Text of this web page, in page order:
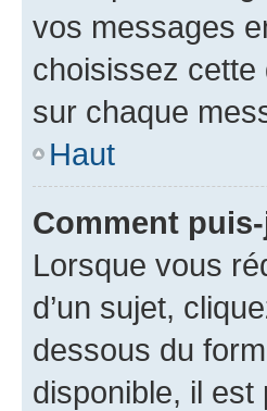
vos messages
choisissez cette
sur chaque
Haut
Comment
Lorsque vous
d’un sujet,
dessous du
disponible, il est